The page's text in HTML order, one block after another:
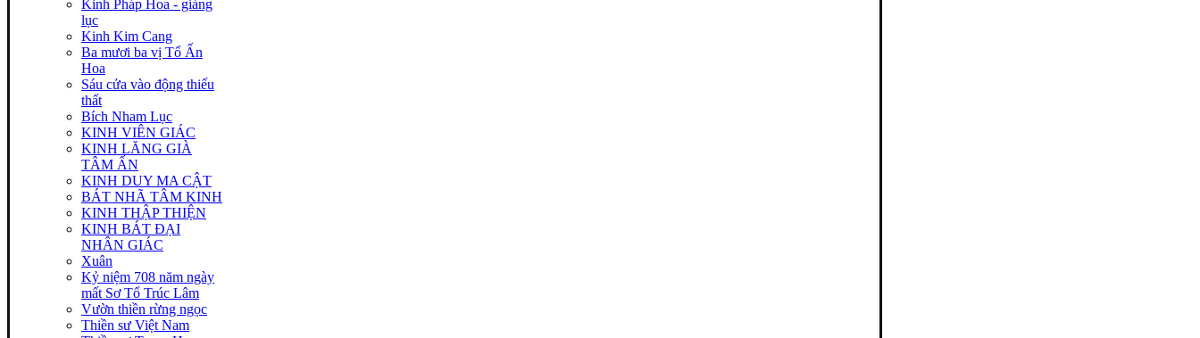
Kinh Pháp Hoa - giảng
lục
Kinh Kim Cang
Ba mươi ba vị Tổ Ấn
Hoa
Sáu cửa vào động thiếu
thất
Bích Nham Lục
KINH VIÊN GIÁC
KINH LĂNG GIÀ
TÂM ẤN
KINH DUY MA CẬT
BÁT NHÃ TÂM KINH
KINH THẬP THIỆN
KINH BÁT ĐẠI
NHÂN GIÁC
Xuân
Kỷ niệm 708 năm ngày
mất Sơ Tổ Trúc Lâm
Vườn thiền rừng ngọc
Thiền sư Việt Nam